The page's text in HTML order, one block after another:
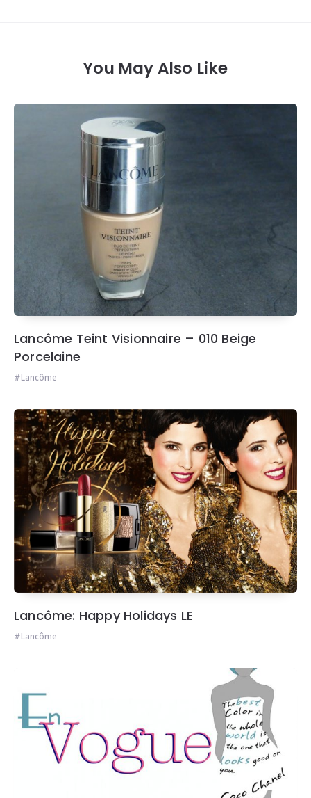
You May Also Like
Lancôme Teint Visionnaire – 010 Beige
Porcelaine
Lancôme
Lancôme: Happy Holidays LE
Lancôme